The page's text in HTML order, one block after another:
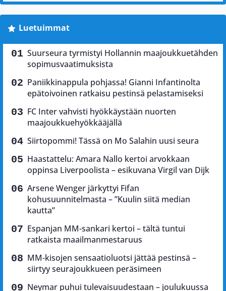
Luetuimmat
Suurseura tyrmistyi Hollannin maajoukkuetähden
sopimusvaatimuksista
Paniikkinappula pohjassa! Gianni Infantinolta
epätoivoinen ratkaisu pestinsä pelastamiseksi
FC Inter vahvisti hyökkäystään nuorten
maajoukkuehyökkääjällä
Siirtopommi! Tässä on Mo Salahin uusi seura
Haastattelu: Amara Nallo kertoi arvokkaan
oppinsa Liverpoolista – esikuvana Virgil van Dijk
Arsene Wenger järkyttyi Fifan
kohusuunnitelmasta – ”Kuulin siitä median
kautta”
Espanjan MM-sankari kertoi – tältä tuntui
ratkaista maailmanmestaruus
MM-kisojen sensaatioluotsi jättää pestinsä –
siirtyy seurajoukkueen peräsimeen
Neymar puhui tulevaisuudestaan – joulukuussa